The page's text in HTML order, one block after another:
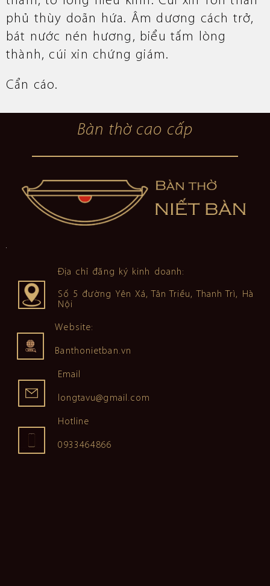
phủ thùy doãn hứa. Âm dương cách trở,
bát nước nén hương, biểu tấm lòng
thành, cúi xin chứng giám.
Cẩn cáo.
Bàn thờ cao cấp
Địa chỉ đăng ký kinh doanh:
Số 5 đường Yên Xá, Tân Triều, Thanh Trì, Hà
Nội
Website:
Banthonietban.vn
Email
longtavu@gmail.com
Hotline
0933464866